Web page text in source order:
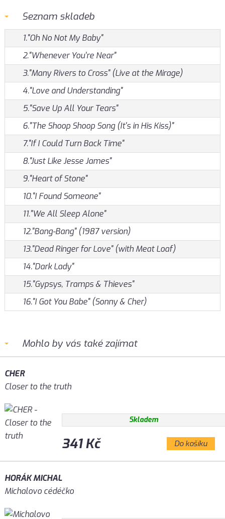
Seznam skladeb
1."Oh No Not My Baby"
2."Whenever You're Near"
3."Many Rivers to Cross" (Live at the Mirage)
4."Love and Understanding"
5."Save Up All Your Tears"
6."The Shoop Shoop Song (It's in His Kiss)"
7."If I Could Turn Back Time"
8."Just Like Jesse James"
9."Heart of Stone"
10."I Found Someone"
11."We All Sleep Alone"
12."Bang-Bang" (1987 version)
13."Dead Ringer for Love" (with Meat Loaf)
14."Dark Lady"
15."Gypsys, Tramps & Thieves"
16."I Got You Babe" (Sonny & Cher)
Mohlo by vás také zajímat
CHER
Closer to the truth
Skladem
341 Kč Do košíku
HORÁK MICHAL
Michalovo cédéčko